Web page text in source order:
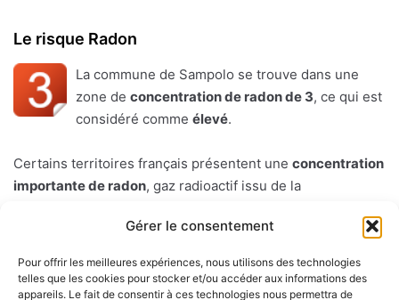
Gérer le consentement
Pour offrir les meilleures expériences, nous utilisons des technologies
telles que les cookies pour stocker et/ou accéder aux informations des
appareils. Le fait de consentir à ces technologies nous permettra de
Le risque Radon
La commune de Sampolo se trouve dans une
zone de concentration de radon de 3, ce qui est
considéré comme élevé.
Certains territoires français présentent une concentration
importante de radon, gaz radioactif issu de la
présents dans le sol et les roches. L'ISRN (Institut de
l'Autorité de Sûreté Nucléaire, a cartographié le territoire